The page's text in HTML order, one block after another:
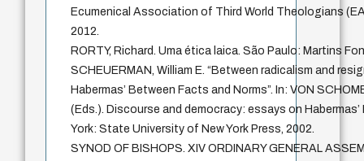
Ecumenical Association of Third World Theologians
2012.
RORTY, Richard. Uma ética laica. São Paulo: Martins
SCHEUERMAN, William E. “Between radicalism and
Habermas’ Between Facts and Norms”. In: VON
(Eds.). Discourse and democracy: essays on
York: State University of New York Press, 2002.
SYNOD OF BISHOPS. XIV ORDINARY GENERAL